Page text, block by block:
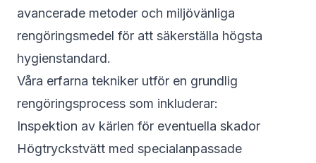
avancerade metoder och miljövänliga
rengöringsmedel för att säkerställa högsta
hygienstandard.
Våra erfarna tekniker utför en grundlig
rengöringsprocess som inkluderar:
Inspektion av kärlen för eventuella skador
Högtryckstvätt med specialanpassade